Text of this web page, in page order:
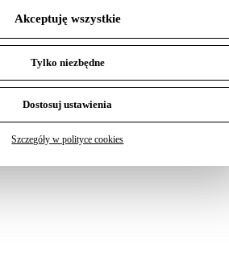
Akceptuję wszystkie
Tylko niezbędne
Dostosuj ustawienia
Szczegóły w polityce cookies